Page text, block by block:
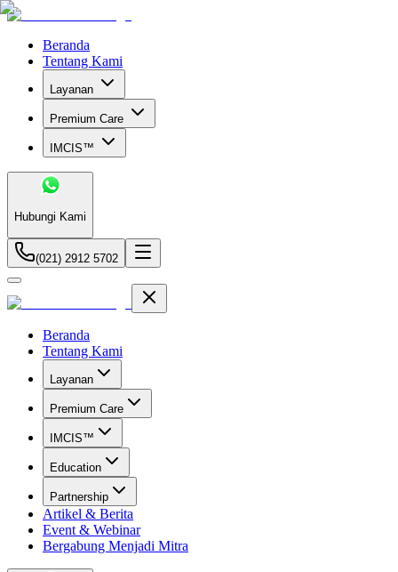
Beranda
Tentang Kami
Layanan
Premium Care
IMCIS™
Hubungi Kami
(021) 2912 5702
Beranda
Tentang Kami
Layanan
Premium Care
IMCIS™
Education
Partnership
Artikel & Berita
Event & Webinar
Bergabung Menjadi Mitra